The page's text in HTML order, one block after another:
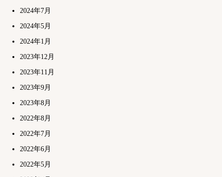
2024年7月
2024年5月
2024年1月
2023年12月
2023年11月
2023年9月
2023年8月
2022年8月
2022年7月
2022年6月
2022年5月